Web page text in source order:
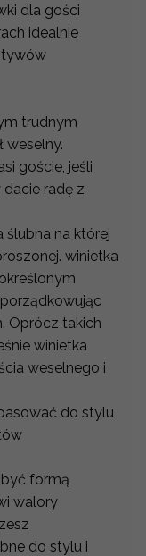
dla gości
idealnie
trudnym
weselny.
goście, jeśli
radę z
ślubna na której
winietka
Oprócz takich
winietka
weselnego i
do stylu
formą
walory
do stylu i